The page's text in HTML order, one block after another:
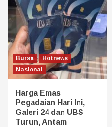
Bursa
Hotnews
Nasional
Harga Emas
Pegadaian Hari Ini,
Galeri 24 dan UBS
Turun, Antam